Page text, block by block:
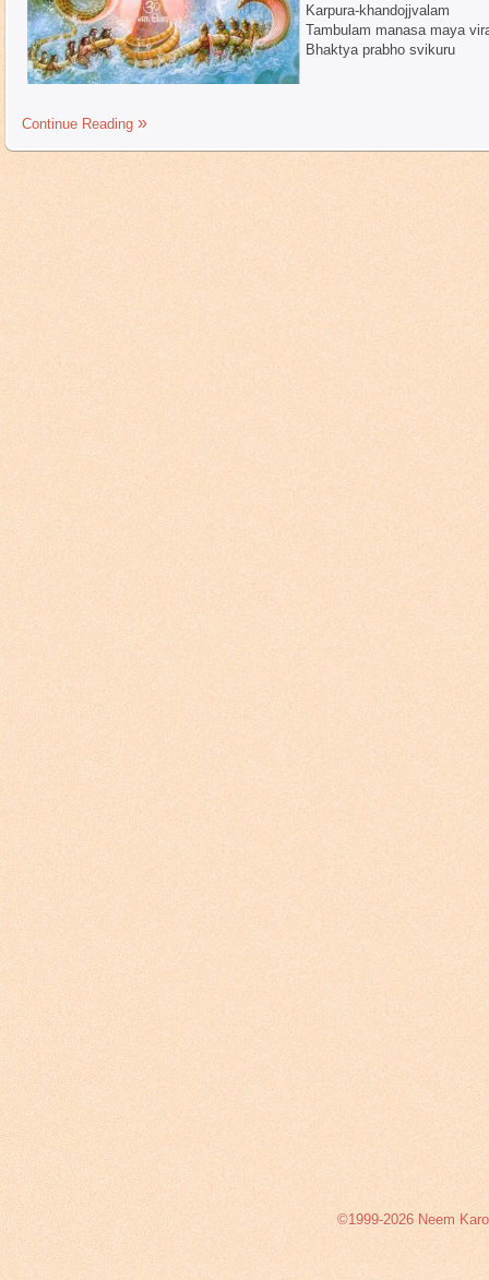
Karpura-khandojjvalam
Tambulam manasa maya
Bhaktya prabho svikuru
Continue Reading
©1999-2026 Neem